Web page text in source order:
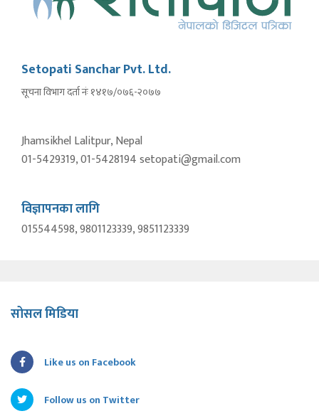
Setopati Sanchar Pvt. Ltd.
सूचना विभाग दर्ता नंः १४१७/०७६-२०७७
Jhamsikhel Lalitpur, Nepal
01-5429319, 01-5428194 setopati@gmail.com
विज्ञापनका लागि
015544598, 9801123339, 9851123339
सोसल मिडिया
Like us on Facebook
Follow us on Twitter